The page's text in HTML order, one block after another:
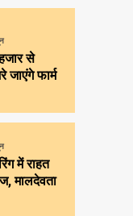
से
जाएंगे फार्म
में राहत
मालदेवता